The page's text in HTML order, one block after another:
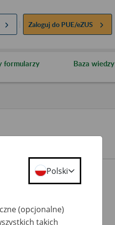
Zaloguj do PUE/eZUS
formularzy Baza wiedzy
Polski
(opcjonalne)
takich